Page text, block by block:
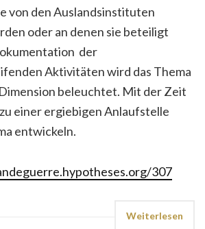
von den Auslandsinstituten
oder an denen sie beteiligt
der
Aktivitäten wird das Thema
beleuchtet. Mit der Zeit
einer ergiebigen Anlaufstelle
entwickeln.
307
Weiterlesen